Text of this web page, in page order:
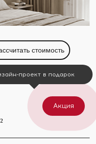
стоимость
Акция
проект в подарок